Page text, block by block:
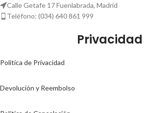
Calle Getafe 17 Fuenlabrada, Madrid
Teléfono: (034) 640 861 999
Privacidad
Politica de Privacidad
Devolución y Reembolso